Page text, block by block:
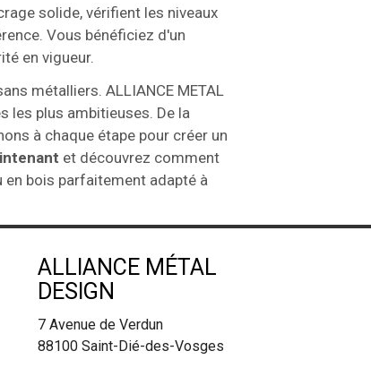
solide, vérifient les niveaux
Vous bénéficiez d'un
en vigueur.
métalliers. ALLIANCE METAL
les plus ambitieuses. De la
à chaque étape pour créer un
et découvrez comment
bois parfaitement adapté à
ALLIANCE MÉTAL
DESIGN
7 Avenue de Verdun
88100 Saint-Dié-des-Vosges